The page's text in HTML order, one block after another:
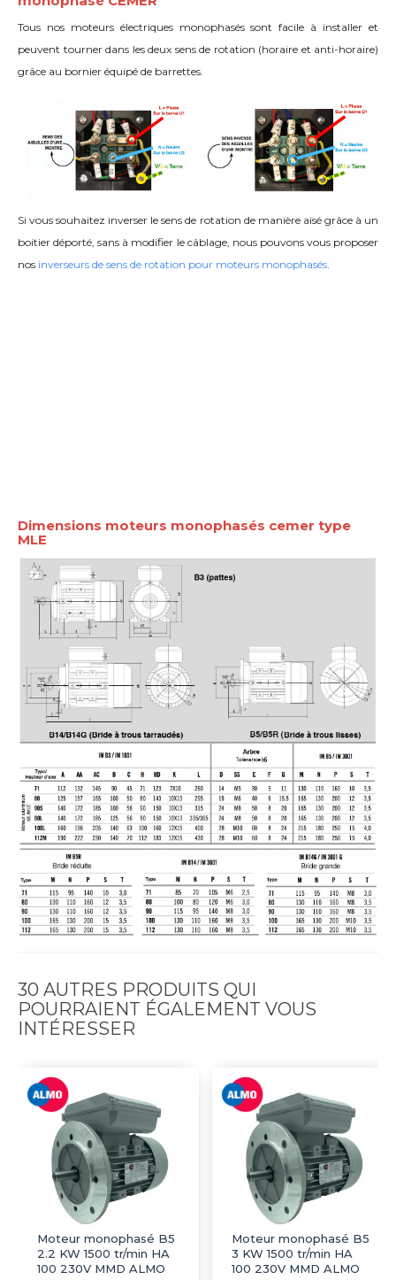
Tous nos moteurs électriques monophasés sont facile à installer et
peuvent tourner dans les deux sens de rotation (horaire et anti-horaire)
grâce au bornier équipé de barrettes.
Si vous souhaitez inverser le sens de rotation de manière aisé grâce à un
boitier déporté, sans à modifier le câblage, nous pouvons vous proposer
nos inverseurs de sens de rotation pour moteurs monophasés.
Dimensions moteurs monophasés cemer type
MLE
30 AUTRES PRODUITS QUI
POURRAIENT ÉGALEMENT VOUS
INTÉRESSER
Moteur monophasé B5
2.2 KW 1500 tr/min HA
100 230V MMD ALMO
Moteur monophasé B5
3 KW 1500 tr/min HA
100 230V MMD ALMO